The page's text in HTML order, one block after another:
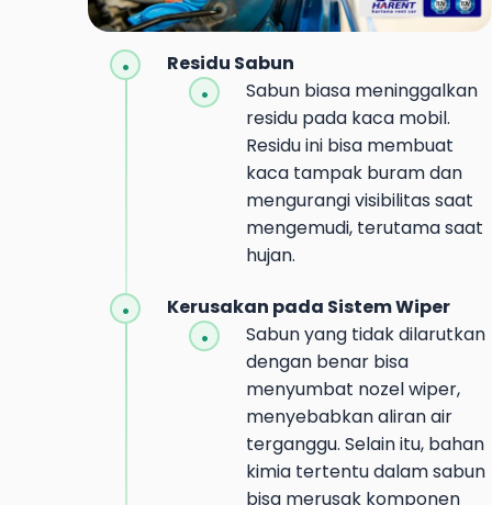
Residu Sabun
Sabun biasa meninggalkan
residu pada kaca mobil.
Residu ini bisa membuat
kaca tampak buram dan
mengurangi visibilitas saat
mengemudi, terutama saat
hujan.
Kerusakan pada Sistem Wiper
Sabun yang tidak dilarutkan
dengan benar bisa
menyumbat nozel wiper,
menyebabkan aliran air
terganggu. Selain itu, bahan
kimia tertentu dalam sabun
bisa merusak komponen